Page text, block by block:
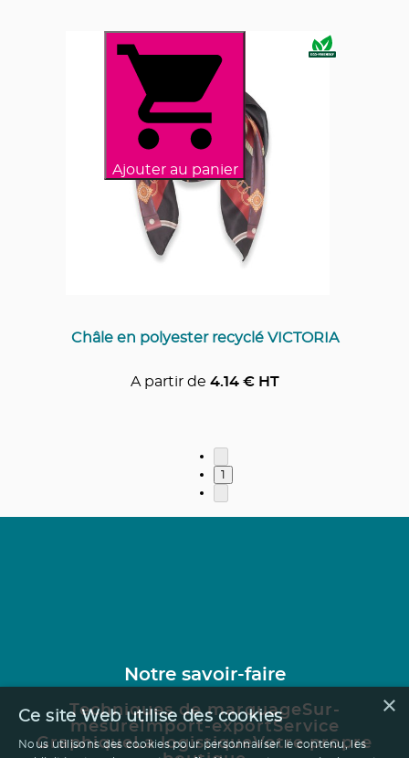
Ajouter au panier
Châle en polyester recyclé VICTORIA
A partir de 4.14€ HT
1
Notre savoir-faire
Techniques de marquageSur-
mesureImport-exportService
GraphiqueLa logistiqueVotre propre
×
Ce site Web utilise des cookies
Nous utilisons des cookies pour personnaliser le contenu, les